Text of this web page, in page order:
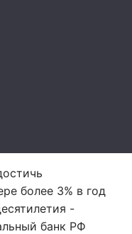
более 3% в год
-
банк РФ